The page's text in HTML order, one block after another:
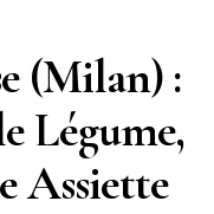
(Milan) :
Légume,
Assiette